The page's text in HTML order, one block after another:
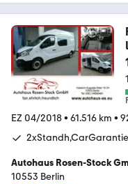
EZ 04/2018• 61.516 km •
2xStandh,CarGarantie
Autohaus Rosen-Stock
10553 Berlin